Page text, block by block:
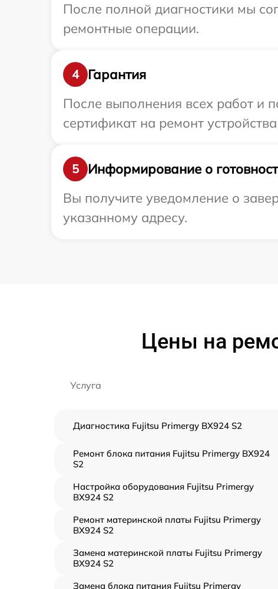
После полной диагностики мы
ремонтные операции.
4
Гарантия
После выполнения всех работ и
сертификат на ремонт
5
Информирование о
Вы получите уведомление о
указанному адресу.
Цены на
Услуга
Диагностика Fujitsu Primergy BX924 S2
Ремонт блока питания Fujitsu Primergy BX924
S2
Настройка оборудования Fujitsu Primergy
BX924 S2
Ремонт материнской платы Fujitsu Primergy
BX924 S2
Замена материнской платы Fujitsu Primergy
BX924 S2
Замена блока питания Fujitsu Primergy